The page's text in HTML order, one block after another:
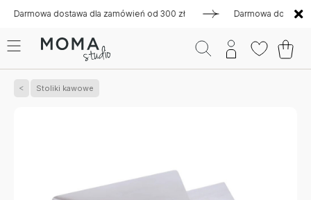
dostawa dla zamówień od 300 zł Darmowa dostawa dla
Stoliki kawowe